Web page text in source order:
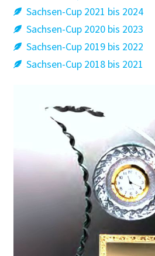
Sachsen-Cup 2021 bis 2024
Sachsen-Cup 2020 bis 2023
Sachsen-Cup 2019 bis 2022
Sachsen-Cup 2018 bis 2021